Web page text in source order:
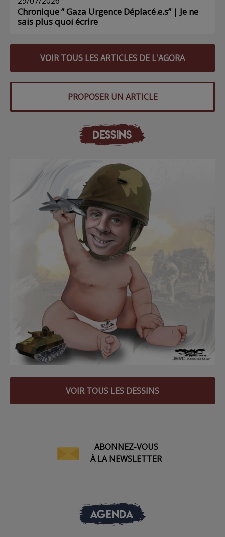
Chronique ” Gaza Urgence Déplacé.e.s” | Je ne
sais plus quoi écrire
VOIR TOUS LES ARTICLES DE L'AGORA
PROPOSER UN ARTICLE
DESSINS
VOIR TOUS LES DESSINS
ABONNEZ-VOUS
À LA NEWSLETTER
AGENDA